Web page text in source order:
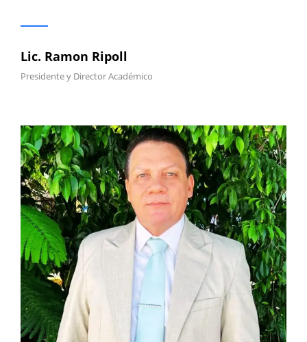
Lic. Ramon Ripoll
Presidente y Director Académico